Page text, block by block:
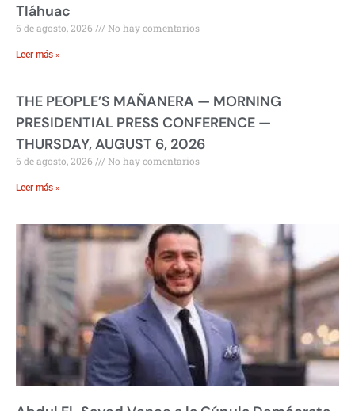
Tláhuac
6 de agosto, 2026 No hay comentarios
Leer más »
THE PEOPLE’S MAÑANERA — MORNING
PRESIDENTIAL PRESS CONFERENCE —
THURSDAY, AUGUST 6, 2026
6 de agosto, 2026 No hay comentarios
Leer más »